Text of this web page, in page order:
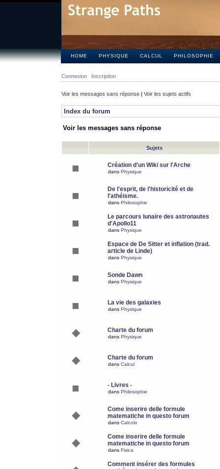
HOME PHYSIQUE CALCUL PHILOSOPHIE
Connexion Inscription
Voir les messages sans réponse | Voir les sujets actifs
Index du forum
Voir les messages sans réponse
Sujets
Création d'un Wiki sur l'Arche
dans Physique
De l'esprit, de l'historicité et de
l'athéisme.
dans Philosophie
Le parcours lunaire des astronautes
d'Apollo11
dans Physique
Espace de De Sitter et inflation (trad.
article de Linde)
dans Physique
Sonde Dawn
dans Physique
La vie des galaxies
dans Physique
Charte du forum
dans Physique
Charte du forum
dans Calcul
- Livres -
dans Philosophie
Come inserire delle formule
matematiche in questo forum
dans Calcolo
Come inserire delle formule
matematiche in questo forum
dans Fisica
Comment insérer des formules